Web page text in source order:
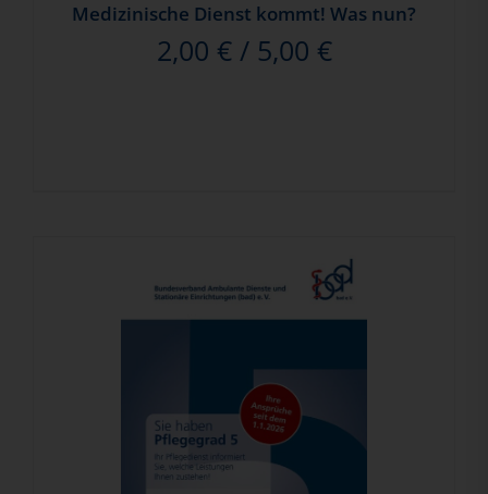
Medizinische Dienst kommt! Was nun?
2,00 €/ 5,00 €